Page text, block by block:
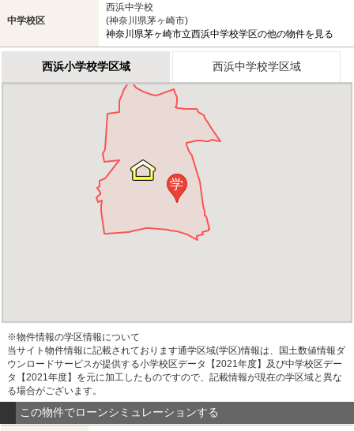
中学校区
西浜中学校
(神奈川県茅ヶ崎市)
神奈川県茅ヶ崎市立西浜中学校学区の他の物件を見る
西浜小学校学区域 西浜中学校学区域
学
※物件情報の学区情報について
当サイト物件情報に記載されております通学区域(学区)情報は、国土数値情報ダ
ウンロードサービスが提供する小学校区データ【2021年度】及び中学校区デー
タ【2021年度】を元に加工したものですので、記載情報が現在の学区域と異な
る場合がございます。
この物件でローンシミュレーションする